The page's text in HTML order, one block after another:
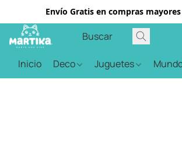
Envío Gratis en compras mayores
Inicio Deco Juguetes